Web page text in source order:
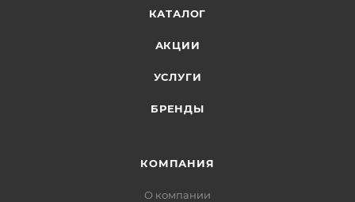
КАТАЛОГ
АКЦИИ
УСЛУГИ
БРЕНДЫ
КОМПАНИЯ
О компании